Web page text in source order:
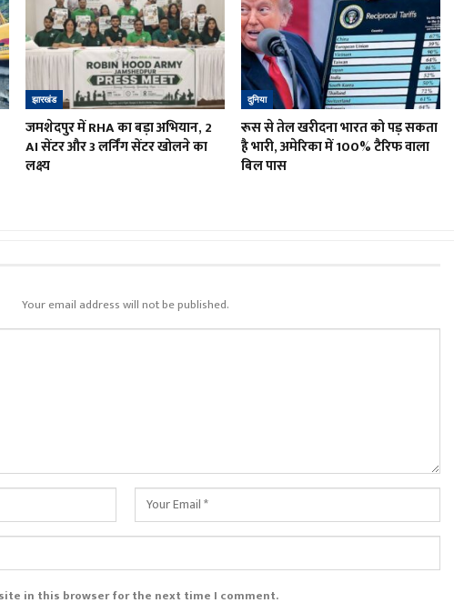
झारखंड
जमशेदपुर में RHA का बड़ा अभियान, 2
AI सेंटर और 3 लर्निंग सेंटर खोलने का
लक्ष्य
दुनिया
रूस से तेल खरीदना भारत को पड़ सकता
है भारी, अमेरिका में 100% टैरिफ वाला
बिल पास
Your email address will not be published.
in this browser for the next time I comment.